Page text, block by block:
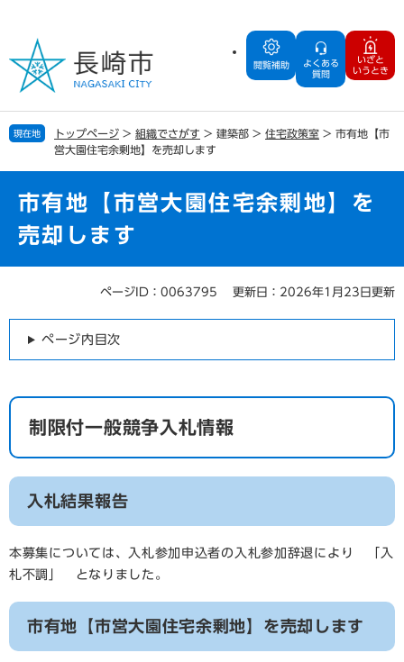
の
で
す
ー
ば
し
閲覧補助
よくある
質問
いざと
いうとき
現在地 トップページ > 組織でさがす > 建築部 > 住宅政策室 > 市有地【市
営大園住宅余剰地】を売却します
市有地【市営大園住宅余剰地】を
売却します
ページID：0063795 更新日：2026年1月23日更新
ページ内目次
制限付一般競争入札情報
入札結果報告
本募集については、入札参加申込者の入札参加辞退により 「入
札不調」 となりました。
市有地【市営大園住宅余剰地】を売却します